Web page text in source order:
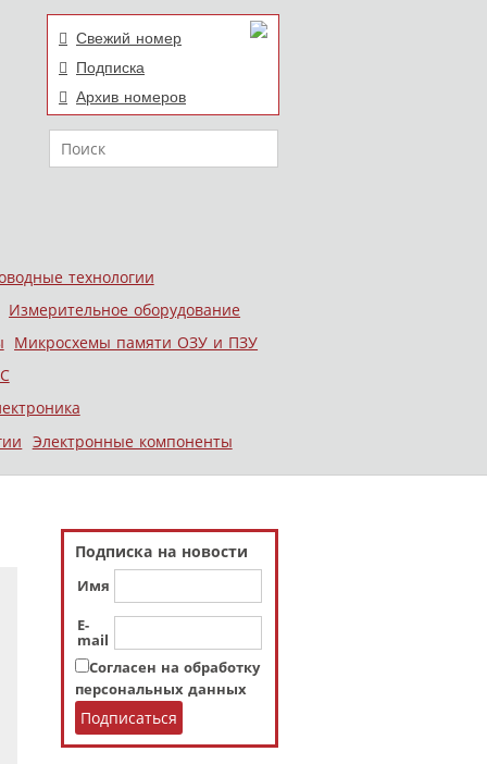
Свежий номер
Подписка
Архив номеров
Поиск
технологии
Измерительное оборудование
Микросхемы памяти ОЗУ и ПЗУ
Электронные компоненты
Подписка на новости
Имя
E-
mail
Согласен на обработку
персональных данных